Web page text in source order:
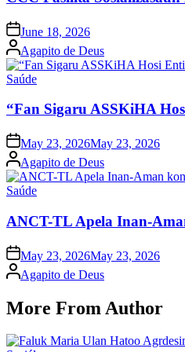
Posted
on
June 18, 2026
Posted
by
Agapito de Deus
Posted
Saúde
“Fan Sigaru ASSKiHA
Posted
on
May 23, 2026May 23, 2026
Posted
by
Agapito de Deus
Posted
Saúde
ANCT-TL Apela Inan-
Posted
on
May 23, 2026May 23, 2026
Posted
by
Agapito de Deus
More From Author